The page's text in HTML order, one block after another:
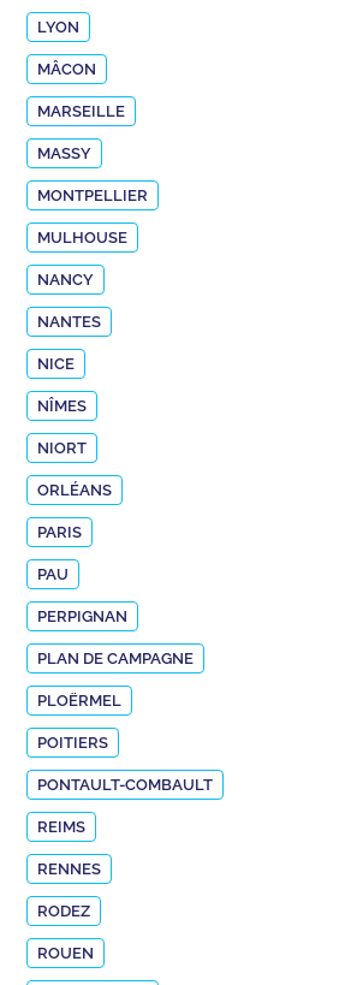
LYON
MÂCON
MARSEILLE
MASSY
MONTPELLIER
MULHOUSE
NANCY
NANTES
NICE
NÎMES
NIORT
ORLÉANS
PARIS
PAU
PERPIGNAN
PLAN DE CAMPAGNE
PLOËRMEL
POITIERS
PONTAULT-COMBAULT
REIMS
RENNES
RODEZ
ROUEN